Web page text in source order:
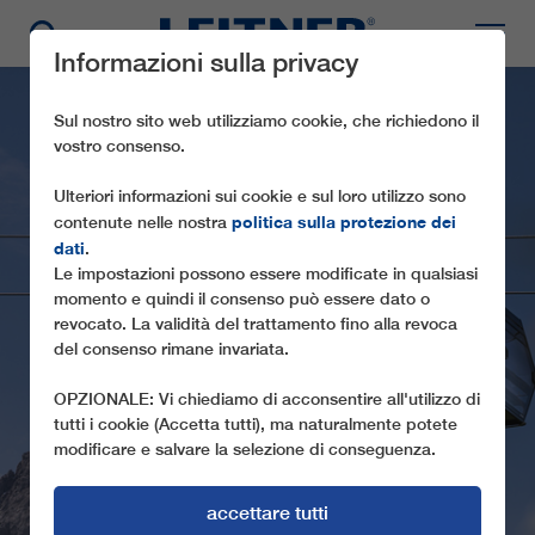
GD10 MARINZEN
Informazioni sulla privacy
Sul nostro sito web utilizziamo cookie, che richiedono il
vostro consenso.
Ulteriori informazioni sui cookie e sul loro utilizzo sono
contenute nelle nostra politica sulla protezione dei
dati.
Le impostazioni possono essere modificate in qualsiasi
momento e quindi il consenso può essere dato o
revocato. La validità del trattamento fino alla revoca
del consenso rimane invariata.
OPZIONALE: Vi chiediamo di acconsentire all'utilizzo di
tutti i cookie (Accetta tutti), ma naturalmente potete
modificare e salvare la selezione di conseguenza.
accettare tutti